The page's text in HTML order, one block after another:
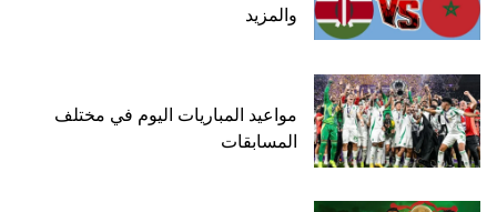
والمزيد
مواعيد المباريات اليوم في مختلف
المسابقات